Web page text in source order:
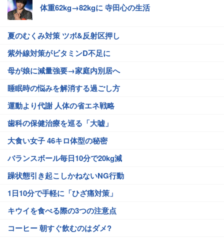
体重62kg→82kgに 寺田心の生活
夏のむくみ対策 ツボ&反射区押し
紫外線対策がビタミンD不足に
母が娘に減量強要→家庭内別居へ
睡眠時の悩みを解消する過ごし方
運動より代謝 人体の省エネ戦略
歯科の保健治療を巡る「大嘘」
大食い女子 46キロ体型の秘密
バランスボール毎日10分で20kg減
躁状態引き起こしかねないNG行動
1日10分で手軽に「ひざ痛対策」
キウイを食べる際の3つの注意点
コーヒー 朝すぐ飲むのはダメ?